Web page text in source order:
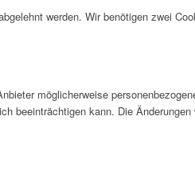
werden. Wir benötigen zwei
möglicherweise
beeinträchtigen kann. Die